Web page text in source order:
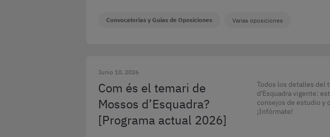
Convocatorias y Guías de Oposiciones Varias oposiciones
Junio 10, 2026
Com és el temari de
Mossos d’Esquadra?
[Programa actual 2026]
Todos los detalles del
d'Esquadra vigente:
consejos de estudio y
¡Infórmate!